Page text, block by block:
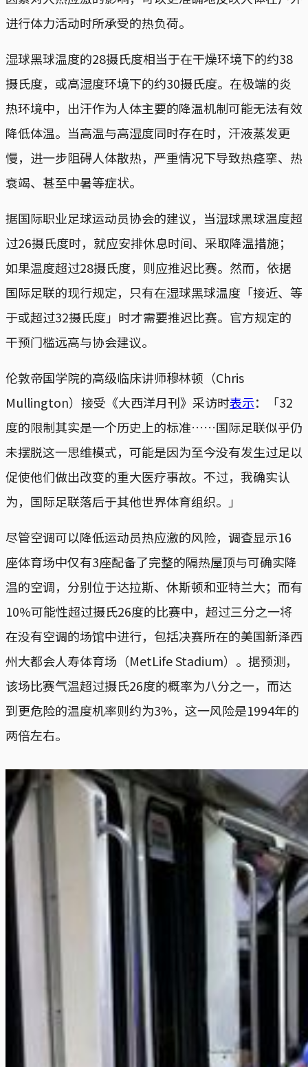
进行体力活动时所承受的热负荷。
湿球黑球温度的28摄氏度相当于在干燥环境下的约38
摄氏度，或高湿度环境下的约30摄氏度。在极端的炎
热环境中，出汗作为人体主要的降温机制可能无法有效
降低体温。当高温与高湿度同时存在时，汗液蒸发更
慢，进一步阻碍人体散热，严重情况下导致热痉挛、热
衰竭、甚至中暑等症状。
据国际职业足球运动员协会的建议，当湿球黑球温度超
过26摄氏度时，就应安排休息时间、采取降温措施；
如果温度超过28摄氏度，则应推迟比赛。然而，依据
国际足联的现行规定，只有在湿球黑球温度「接近、等
于或超过32摄氏度」时才需要推迟比赛。官方规定的
干预门槛远高与协会建议。
伦敦帝国学院的高级临床讲师穆林顿（Chris
Mullington）接受《大西洋月刊》采访时表示：「32
度的限制其实是一个历史上的标准……国际足联似乎仍
未摆脱这一思维模式，可能是因为至今没有发生过足以
促使他们做出改变的重大医疗事故。不过，我确实认
为，国际足联落后于其他世界体育组织。」
尽管空调可以降低运动员热应激的风险，调查显示16
座体育场中仅有3座配备了完整的隔热屋顶与可确实降
温的空调，分别位于达拉斯、休斯顿和亚特兰大；而有
10%可能性超过摄氏26度的比赛中，超过三分之一将
在没有空调的场馆中进行，包括决赛所在的美国新泽西
州大都会人寿体育场（MetLife Stadium）。据预测，
该场比赛气温超过摄氏26度的概率为八分之一，而达
到更危险的温度机率则约为3%，这一风险是1994年的
两倍左右。